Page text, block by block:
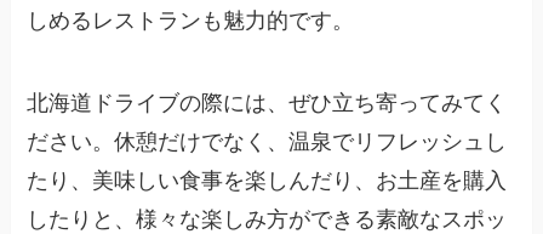
しめるレストランも魅力的です。
北海道ドライブの際には、ぜひ立ち寄ってみてく
ださい。休憩だけでなく、温泉でリフレッシュし
たり、美味しい食事を楽しんだり、お土産を購入
したりと、様々な楽しみ方ができる素敵なスポッ